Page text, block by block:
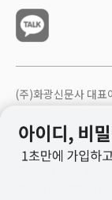
(주)화광신문사 대표
주소 : 서울시 구로
통신판매업신고 :